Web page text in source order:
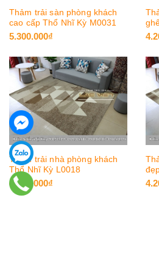
Thảm trải sàn phòng khách
cao cấp Thổ Nhĩ Kỳ M0031
5.300.000₫
Thảm trải nhà phòng khách
Thổ Nhĩ Kỳ L0018
4.200.000₫